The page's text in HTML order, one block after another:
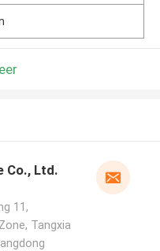
Co., Ltd.
11,
Tangxia